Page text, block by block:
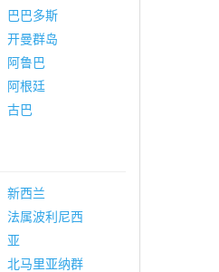
巴巴多斯
开曼群岛
阿鲁巴
阿根廷
古巴
新西兰
法属波利尼西
亚
北马里亚纳群